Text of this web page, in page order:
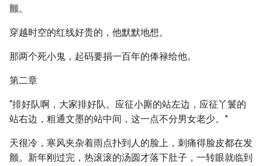
颤。
穿越时空的红线好贵的，他默默地想。
那两个死小鬼，起码要捐一百年的俸禄给他。
第二章
“排好队啊，大家排好队。应征小厮的站左边，应征丫鬟的
站右边，粗通文墨的站中间，这一点不分男女老少。”
天很冷，寒风夹杂着雨点扑到人的脸上，刺痛得脸皮都在发
颤。新年刚过完，热滚滚的汤圆才落下肚子，一转眼就临到